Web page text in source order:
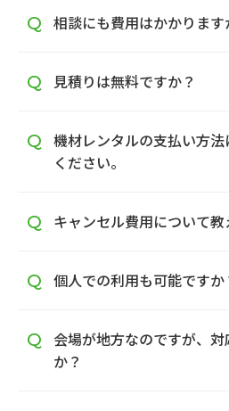
相談にも費用はかかります
見積りは無料ですか？
機材レンタルの支払い方
ください。
キャンセル費用について教
個人での利用も可能ですか
会場が地方なのですが、
か？